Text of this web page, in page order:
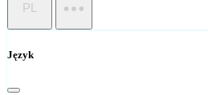
PL
Język